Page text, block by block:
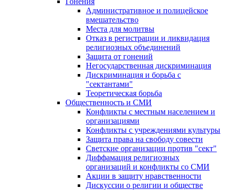
Административное и полицейское
вмешательство
Места для молитвы
Отказ в регистрации и ликвидация
религиозных объединений
Защита от гонений
Негосударственная дискриминация
Дискриминация и борьба с
"сектантами"
Теоретическая борьба
Общественность и СМИ
Конфликты с местным населением и
организациями
Конфликты с учреждениями культуры
Защита права на свободу совести
Светские организации против "сект"
Диффамация религиозных
организаций и конфликты со СМИ
Акции в защиту нравственности
Дискуссии о религии и обществе